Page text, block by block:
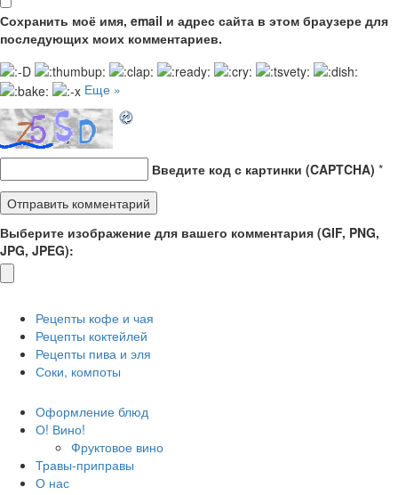
Сохранить моё имя, email и адрес сайта в этом браузере для
последующих моих комментариев.
Еще »
Введите код с картинки (CAPTCHA) *
Выберите изображение для вашего комментария (GIF, PNG,
JPG, JPEG):
Рецепты кофе и чая
Рецепты коктейлей
Рецепты пива и эля
Соки, компоты
Оформление блюд
О! Вино!
Фруктовое вино
Травы-приправы
О нас